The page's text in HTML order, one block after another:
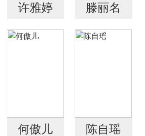
许雅婷 滕丽名
何傲儿 陈自瑶